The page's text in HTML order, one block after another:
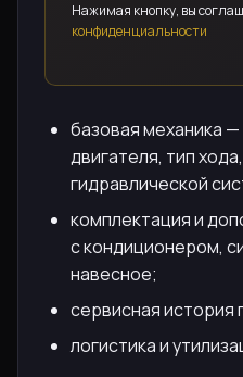
Нажимая кнопку, вы
конфиденциальности
базовая механика
двигателя, тип
гидравлической
комплектация и
с кондиционером,
навесное;
сервисная история
логистика и